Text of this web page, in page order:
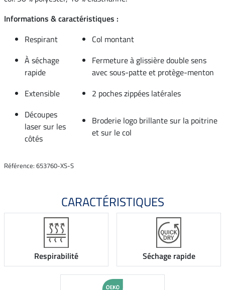
Informations & caractéristiques :
Respirant
Col montant
À séchage
rapide
Fermeture à glissière double sens
avec sous-patte et protège-menton
Extensible
2 poches zippées latérales
Découpes
laser sur les
côtés
Broderie logo brillante sur la poitrine
et sur le col
Référence: 653760-XS-S
CARACTÉRISTIQUES
Respirabilité Séchage rapide